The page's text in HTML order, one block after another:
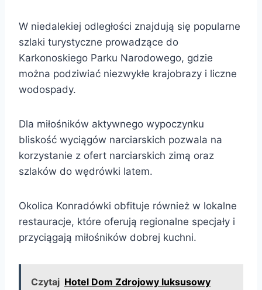
W niedalekiej odległości znajdują się popularne
szlaki turystyczne prowadzące do
Karkonoskiego Parku Narodowego, gdzie
można podziwiać niezwykłe krajobrazy i liczne
wodospady.
Dla miłośników aktywnego wypoczynku
bliskość wyciągów narciarskich pozwala na
korzystanie z ofert narciarskich zimą oraz
szlaków do wędrówki latem.
Okolica Konradówki obfituje również w lokalne
restauracje, które oferują regionalne specjały i
przyciągają miłośników dobrej kuchni.
Czytaj Hotel Dom Zdrojowy luksusowy